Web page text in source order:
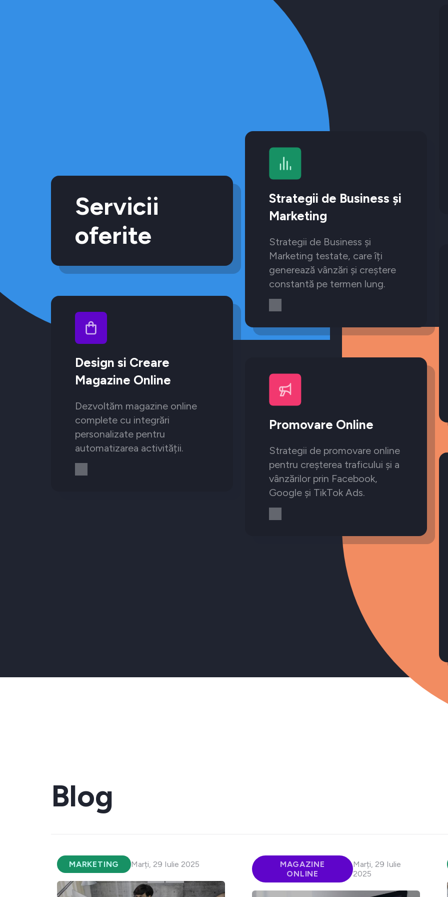
Servicii
oferite
Design si Creare
Magazine Online
Dezvoltăm magazine online
complete cu integrări
personalizate pentru
automatizarea activității.
Strategii de Business și
Marketing
Strategii de Business și
Marketing testate, care îți
generează vânzări și creștere
constantă pe termen lung.
Promovare Online
Strategii de promovare online
pentru creșterea traficului și a
vânzărilor prin Facebook,
Google și TikTok Ads.
Blog
MARKETING Marți, 29 Iulie 2025
MAGAZINE
ONLINE
Marți, 29 Iulie
2025